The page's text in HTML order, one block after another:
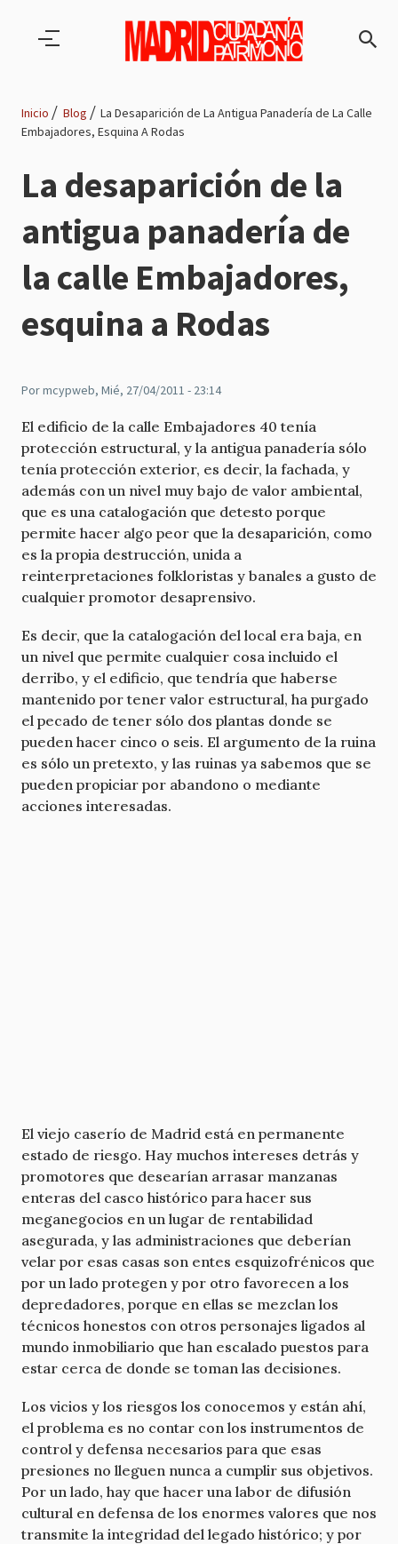
de
navegación
Inicio Blog
La Desaparición de La Antigua Panadería de La Calle
Embajadores, Esquina A Rodas
La desaparición de la
antigua panadería de
la calle Embajadores,
esquina a Rodas
Pormcypweb, Mié, 27/04/2011 - 23:14
El edificio de la calle Embajadores 40 tenía
protección estructural, y la antigua panadería sólo
tenía protección exterior, es decir, la fachada, y
además con un nivel muy bajo de valor ambiental,
que es una catalogación que detesto porque
permite hacer algo peor que la desaparición, como
es la propia destrucción, unida a
reinterpretaciones folkloristas y banales a gusto de
cualquier promotor desaprensivo.
Es decir, que la catalogación del local era baja, en
un nivel que permite cualquier cosa incluido el
derribo, y el edificio, que tendría que haberse
mantenido por tener valor estructural, ha purgado
el pecado de tener sólo dos plantas donde se
pueden hacer cinco o seis. El argumento de la ruina
es sólo un pretexto, y las ruinas ya sabemos que se
pueden propiciar por abandono o mediante
acciones interesadas.
El viejo caserío de Madrid está en permanente
estado de riesgo. Hay muchos intereses detrás y
promotores que desearían arrasar manzanas
enteras del casco histórico para hacer sus
meganegocios en un lugar de rentabilidad
asegurada, y las administraciones que deberían
velar por esas casas son entes esquizofrénicos que
por un lado protegen y por otro favorecen a los
depredadores, porque en ellas se mezclan los
técnicos honestos con otros personajes ligados al
mundo inmobiliario que han escalado puestos para
estar cerca de donde se toman las decisiones.
Los vicios y los riesgos los conocemos y están ahí,
el problema es no contar con los instrumentos de
control y defensa necesarios para que esas
presiones no lleguen nunca a cumplir sus objetivos.
Por un lado, hay que hacer una labor de difusión
cultural en defensa de los enormes valores que nos
transmite la integridad del legado histórico; y por